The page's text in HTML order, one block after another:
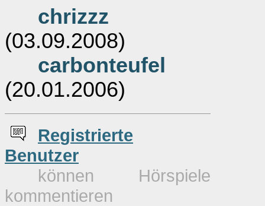
chrizzz
(03.09.2008)
carbonteufel
(20.01.2006)
Registrierte
Benutzer
können Hörspiele
kommentieren